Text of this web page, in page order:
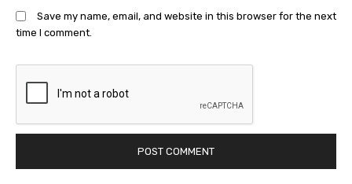
Save my name, email, and website in this browser for the next
time I comment.